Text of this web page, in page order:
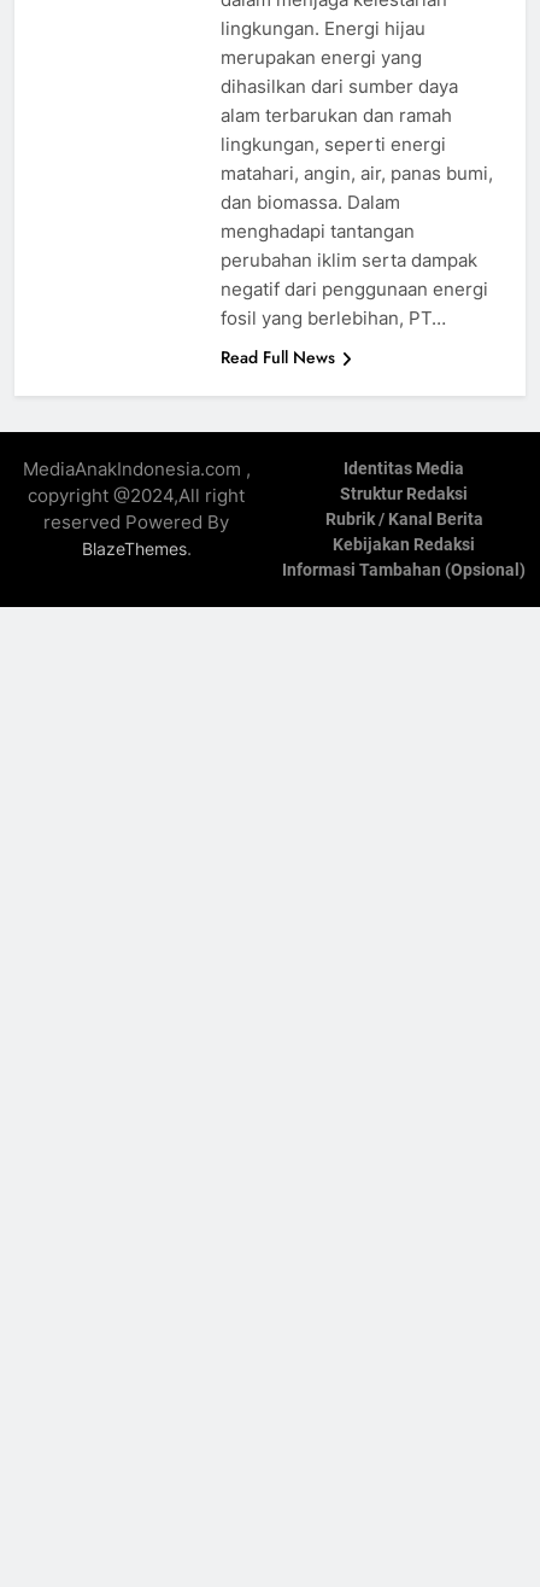
lingkungan. Energi hijau
merupakan energi yang
dihasilkan dari sumber daya
alam terbarukan dan ramah
lingkungan, seperti energi
matahari, angin, air, panas bumi,
dan biomassa. Dalam
menghadapi tantangan
perubahan iklim serta dampak
negatif dari penggunaan energi
fosil yang berlebihan, PT…
Read Full News
MediaAnakIndonesia.com ,
copyright @2024,All right
reserved Powered By
BlazeThemes.
Identitas Media
Struktur Redaksi
Rubrik / Kanal Berita
Kebijakan Redaksi
Informasi Tambahan (Opsional)